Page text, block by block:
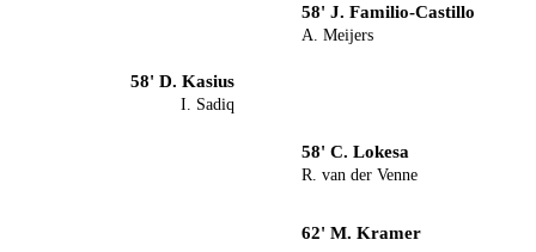
58' J. Familio-Castillo
A. Meijers
58' D. Kasius
I. Sadiq
58' C. Lokesa
R. van der Venne
62' M. Kramer